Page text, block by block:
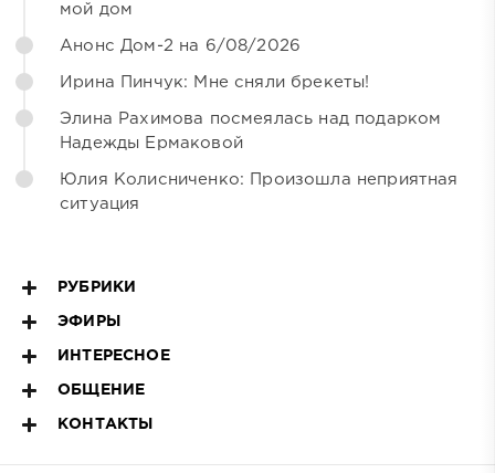
мой дом
Анонс Дом-2 на 6/08/2026
Ирина Пинчук: Мне сняли брекеты!
Элина Рахимова посмеялась над подарком
Надежды Ермаковой
Юлия Колисниченко: Произошла неприятная
ситуация
РУБРИКИ
ЭФИРЫ
ИНТЕРЕСНОЕ
ОБЩЕНИЕ
КОНТАКТЫ